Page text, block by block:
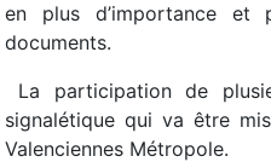
en plus d’importance et
documents.
 La participation de
signalétique qui va être
Valenciennes Métropole.